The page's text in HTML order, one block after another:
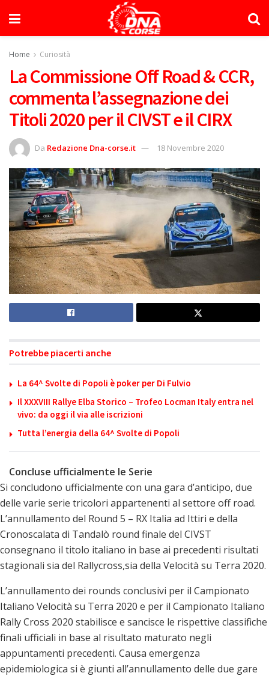
Home Curiosità
La Commissione Off Road & CCR,
commenta l’assegnazione dei
Titoli 2020 per il CIVST e il CIRX
Da Redazione Dna-corse.it 18 Novembre 2020
Potrebbe piacerti anche
La 64^ Svolte di Popoli è poker per Di Fulvio
Il XXXVIII Rallye Elba Storico – Trofeo Locman Italy entra nel
vivo: da oggi il via alle iscrizioni
Tutta l’energia della 64^ Svolte di Popoli
Concluse ufficialmente le Serie
Si concludono ufficialmente con una gara d’anticipo, due
delle varie serie tricolori appartenenti al settore off road.
L’annullamento del Round 5 – RX Italia ad Ittiri e della
Cronoscalata di Tandalò round finale del CIVST
consegnano il titolo italiano in base ai precedenti risultati
stagionali sia del Rallycross,sia della Velocità su Terra 2020.
L’annullamento dei rounds conclusivi per il Campionato
Italiano Velocità su Terra 2020 e per il Campionato Italiano
Rally Cross 2020 stabilisce e sancisce le rispettive classifiche
finali ufficiali in base al risultato maturato negli
appuntamenti precedenti. Causa emergenza
epidemiologica si è giunti all’annullamento delle due gare